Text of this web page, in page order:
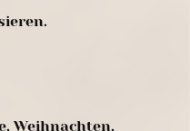
Weihnachten,